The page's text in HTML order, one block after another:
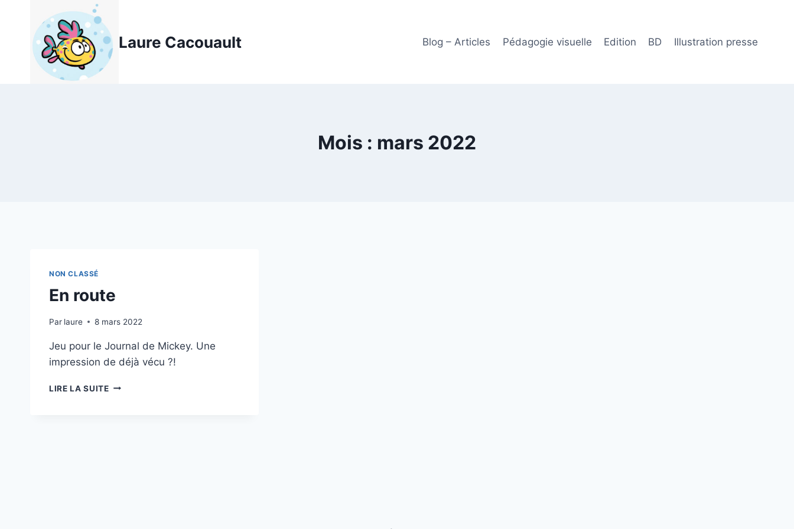
contenu
Laure Cacouault Blog – Articles Pédagogie visuelle Edition BD Illustration presse
Mois : mars 2022
NON CLASSÉ
En route
Par laure 8 mars 2022
Jeu pour le Journal de Mickey. Une
impression de déjà vécu ?!
LIRE LA SUITEEN